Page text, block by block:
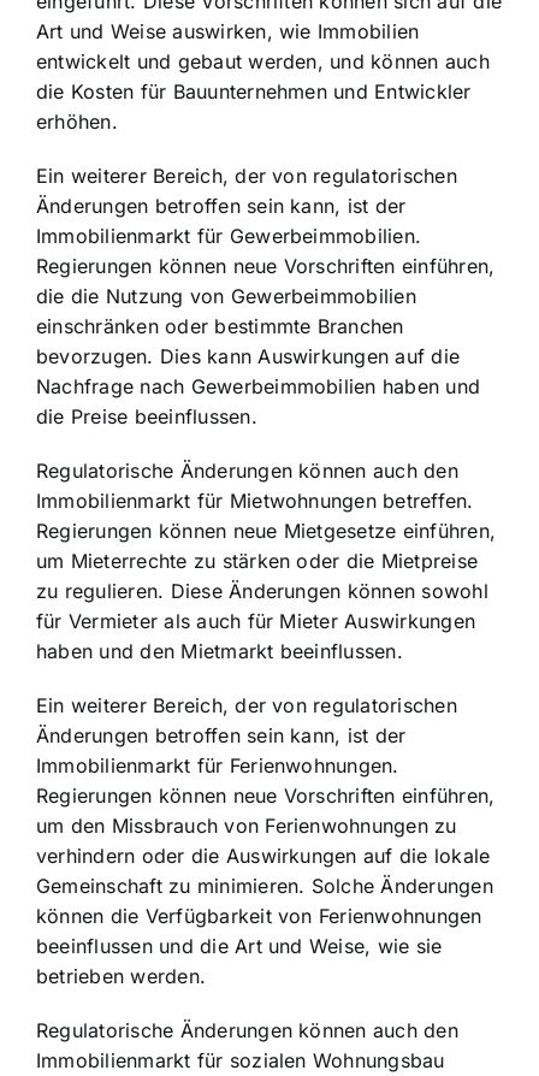
Art und Weise auswirken, wie Immobilien
entwickelt und gebaut werden, und können auch
die Kosten für Bauunternehmen und Entwickler
erhöhen.
Ein weiterer Bereich, der von regulatorischen
Änderungen betroffen sein kann, ist der
Immobilienmarkt für Gewerbeimmobilien.
Regierungen können neue Vorschriften einführen,
die die Nutzung von Gewerbeimmobilien
einschränken oder bestimmte Branchen
bevorzugen. Dies kann Auswirkungen auf die
Nachfrage nach Gewerbeimmobilien haben und
die Preise beeinflussen.
Regulatorische Änderungen können auch den
Immobilienmarkt für Mietwohnungen betreffen.
Regierungen können neue Mietgesetze einführen,
um Mieterrechte zu stärken oder die Mietpreise
zu regulieren. Diese Änderungen können sowohl
für Vermieter als auch für Mieter Auswirkungen
haben und den Mietmarkt beeinflussen.
Ein weiterer Bereich, der von regulatorischen
Änderungen betroffen sein kann, ist der
Immobilienmarkt für Ferienwohnungen.
Regierungen können neue Vorschriften einführen,
um den Missbrauch von Ferienwohnungen zu
verhindern oder die Auswirkungen auf die lokale
Gemeinschaft zu minimieren. Solche Änderungen
können die Verfügbarkeit von Ferienwohnungen
beeinflussen und die Art und Weise, wie sie
betrieben werden.
Regulatorische Änderungen können auch den
Immobilienmarkt für sozialen Wohnungsbau